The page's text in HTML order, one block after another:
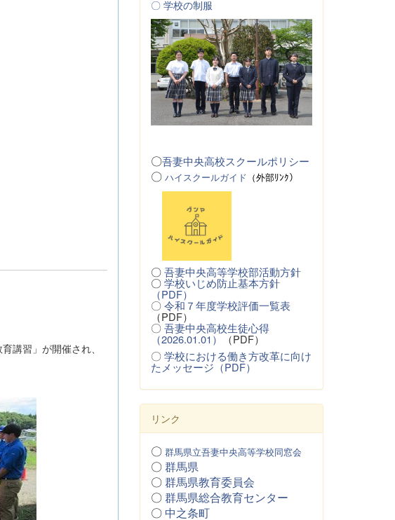
講習」が開催され、
〇 学校の制服
〇吾妻中央高校スクールポリシー
〇 ハイスクールガイド （外部ﾘﾝｸ）
〇吾妻中央高等学校部活動方針
〇学校いじめ防止基本方針
（PDF）
〇令和７年度学校評価一覧表
（PDF）
〇吾妻中央高校生徒心得
（2026.01.01）
（PDF）
〇学校における働き方改革に向け
たメッセージ（PDF）
リンク
〇 群馬県立吾妻中央高等学校同窓会
〇 群馬県
〇 群馬県教育委員会
〇 群馬県総合教育センター
〇 中之条町